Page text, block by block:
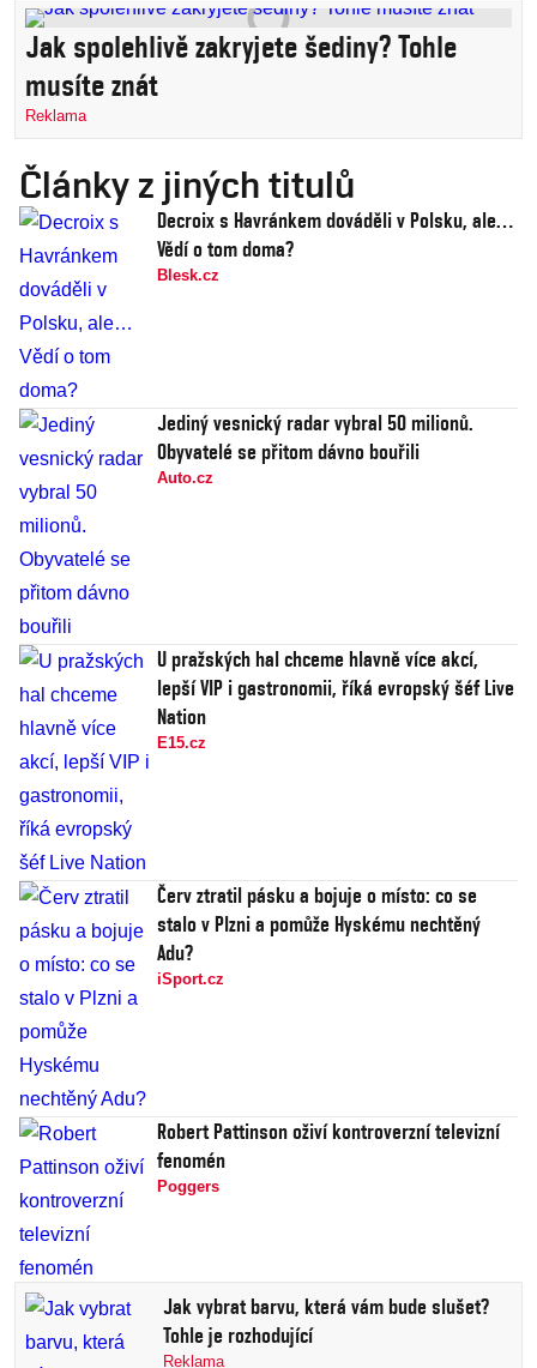
Jak spolehlivě zakryjete šediny? Tohle
musíte znát
Reklama
Články z jiných titulů
Decroix s Havránkem dováděli v Polsku, ale…
Vědí o tom doma?
Blesk.cz
Jediný vesnický radar vybral 50 milionů.
Obyvatelé se přitom dávno bouřili
Auto.cz
U pražských hal chceme hlavně více akcí,
lepší VIP i gastronomii, říká evropský šéf Live
Nation
E15.cz
Červ ztratil pásku a bojuje o místo: co se
stalo v Plzni a pomůže Hyskému nechtěný
Adu?
iSport.cz
Robert Pattinson oživí kontroverzní televizní
fenomén
Poggers
Jak vybrat barvu, která vám bude slušet?
Tohle je rozhodující
Reklama